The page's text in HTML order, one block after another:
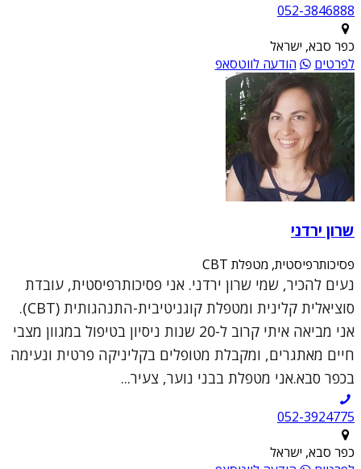
052-3846888
כפר סבא, ישראל
לפרטים
הודעה לווטסאפ
שרון ירדני
פסיכותרפיסטית, מטפלת CBT
נעים להכיר, שמי שרון ירדני. אני פסיכותרפיסטית, עובדת
סוציאלית קלינית ומטפלת קוגניטיבית-התנהגותית (CBT).
אני מביאה איתי קרוב ל-20 שנות ניסיון בטיפול במגוון מצבי
חיים מאתגרים, ומקבלת מטופלים בקליניקה פרטית ונעימה
בכפר סבא.אני מטפלת בבני נוער, צעיר...
052-3924775
כפר סבא, ישראל